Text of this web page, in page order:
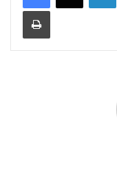
Print